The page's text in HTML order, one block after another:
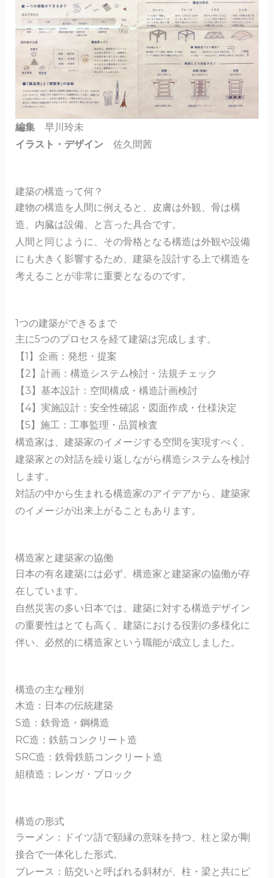
編集 早川玲未
イラスト・デザイン 佐久間茜
建築の構造って何？
建物の構造を人間に例えると、皮膚は外観、骨は構
造、内臓は設備、と言った具合です。
人間と同じように、その骨格となる構造は外観や設備
にも大きく影響するため、建築を設計する上で構造を
考えることが非常に重要となるのです。
1つの建築ができるまで
主に5つのプロセスを経て建築は完成します。
【1】企画：発想・提案
【2】計画：構造システム検討・法規チェック
【3】基本設計：空間構成・構造計画検討
【4】実施設計：安全性確認・図面作成・仕様決定
【5】施工：工事監理・品質検査
構造家は、建築家のイメージする空間を実現すべく、
建築家との対話を繰り返しながら構造システムを検討
します。
対話の中から生まれる構造家のアイデアから、建築家
のイメージが出来上がることもあります。
構造家と建築家の協働
日本の有名建築には必ず、構造家と建築家の協働が存
在しています。
自然災害の多い日本では、建築に対する構造デザイン
の重要性はとても高く、建築における役割の多様化に
伴い、必然的に構造家という職能が成立しました。
構造の主な種別
木造：日本の伝統建築
S造：鉄骨造・鋼構造
RC造：鉄筋コンクリート造
SRC造：鉄骨鉄筋コンクリート造
組積造：レンガ・ブロック
構造の形式
ラーメン：ドイツ語で額縁の意味を持つ、柱と梁が剛
接合で一体化した形式。
ブレース：筋交いと呼ばれる斜材が、柱・梁と共にピ